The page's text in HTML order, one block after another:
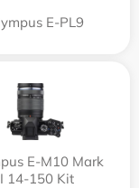
E‑PL9
E‑M10 Mark
14-150 Kit